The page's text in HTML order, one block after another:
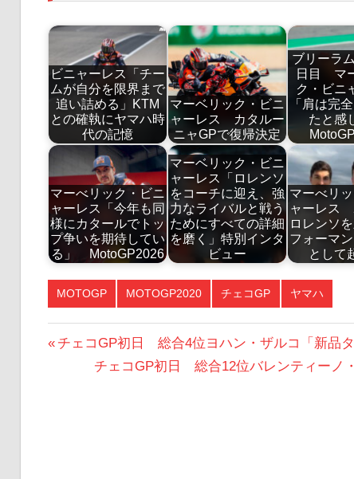
ビニャーレス「チー
ムが自分を限界まで
追い詰める」KTM
との確執にヤマハ時
代の記憶
マーベリック・ビニ
ャーレス カタルー
ニャGPで復帰決定
ブリーラ
日目 マ
ク・ビニ
「肩は完
たと感
マーべリック・ビニ
ャーレス「今年も同
様にカタールでトッ
プ争いを期待してい
る」 MotoGP2026
マーベリック・ビニ
ャーレス「ロレンソ
をコーチに迎え、強
力なライバルと戦う
ためにすべての詳細
を磨く」特別インタ
ビュー
マーべリ
ャーレス
ロレンソ
フォーマ
として
MOTOGP MOTOGP2020 チェコGP ヤマハ
投
前
チェコGP初日 総合4位ヨハン・ザルコ「新品
次
チェコGP初日 総合12位バレンティーノ